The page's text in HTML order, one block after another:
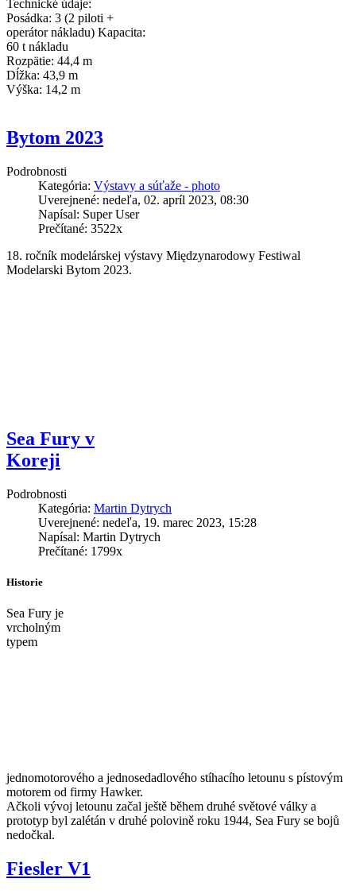
Technické údaje:
Posádka: 3 (2 piloti +
operátor nákladu) Kapacita:
60 t nákladu
Rozpätie: 44,4 m
Dĺžka: 43,9 m
Výška: 14,2 m
Bytom 2023
Podrobnosti
Kategória: Výstavy a súťaže - photo
Uverejnené: nedeľa, 02. apríl 2023, 08:30
Napísal: Super User
Prečítané: 3522x
18. ročník modelárskej výstavy Międzynarodowy Festiwal
Modelarski Bytom 2023.
Sea Fury v
Koreji
Podrobnosti
Kategória: Martin Dytrych
Uverejnené: nedeľa, 19. marec 2023, 15:28
Napísal: Martin Dytrych
Prečítané: 1799x
Historie
Sea Fury je
vrcholným
typem
jednomotorového a jednosedadlového stíhacího letounu s pístovým
motorem od firmy Hawker.
Ačkoli vývoj letounu začal ještě během druhé světové války a
prototyp byl zalétán v druhé polovině roku 1944, Sea Fury se bojů
nedočkal.
Fiesler V1